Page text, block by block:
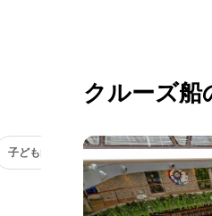
子ども向け
クルーズ船